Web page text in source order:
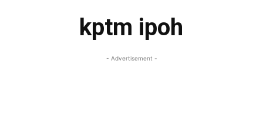
kptm ipoh
- Advertisement -